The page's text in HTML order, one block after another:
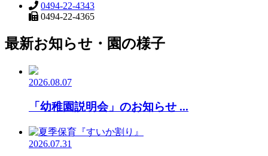
0494-22-4343
0494-22-4365
最新お知らせ・園の様子
2026.08.07
「幼稚園説明会」のお知らせ ...
2026.07.31